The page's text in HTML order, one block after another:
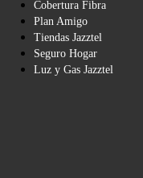
Cobertura Fibra
Plan Amigo
Tiendas Jazztel
Seguro Hogar
Luz y Gas Jazztel